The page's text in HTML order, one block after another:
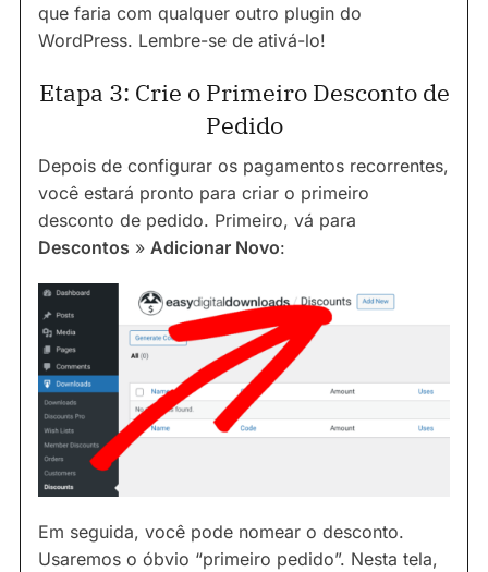
que faria com qualquer outro plugin do
WordPress. Lembre-se de ativá-lo!
Etapa 3: Crie o Primeiro Desconto de
Pedido
Depois de configurar os pagamentos recorrentes,
você estará pronto para criar o primeiro
desconto de pedido. Primeiro, vá para
Descontos » Adicionar Novo:
Em seguida, você pode nomear o desconto.
Usaremos o óbvio “primeiro pedido”. Nesta tela,